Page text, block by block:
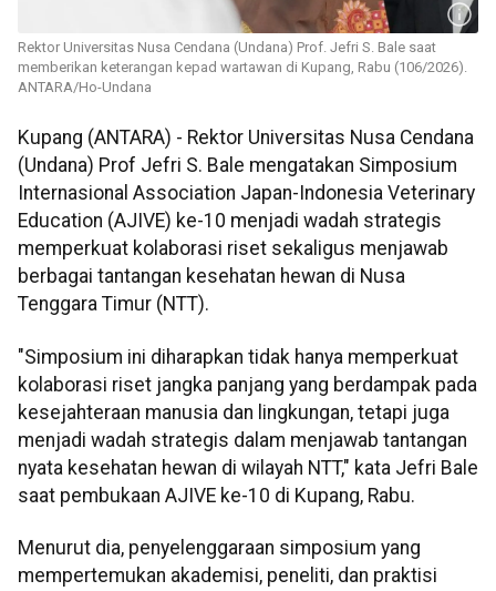
Rektor Universitas Nusa Cendana (Undana) Prof. Jefri S. Bale saat
memberikan keterangan kepad wartawan di Kupang, Rabu (106/2026).
ANTARA/Ho-Undana
Kupang (ANTARA) - Rektor Universitas Nusa Cendana
(Undana) Prof Jefri S. Bale mengatakan Simposium
Internasional Association Japan-Indonesia Veterinary
Education (AJIVE) ke-10 menjadi wadah strategis
memperkuat kolaborasi riset sekaligus menjawab
berbagai tantangan kesehatan hewan di Nusa
Tenggara Timur (NTT).
"Simposium ini diharapkan tidak hanya memperkuat
kolaborasi riset jangka panjang yang berdampak pada
kesejahteraan manusia dan lingkungan, tetapi juga
menjadi wadah strategis dalam menjawab tantangan
nyata kesehatan hewan di wilayah NTT," kata Jefri Bale
saat pembukaan AJIVE ke-10 di Kupang, Rabu.
Menurut dia, penyelenggaraan simposium yang
mempertemukan akademisi, peneliti, dan praktisi